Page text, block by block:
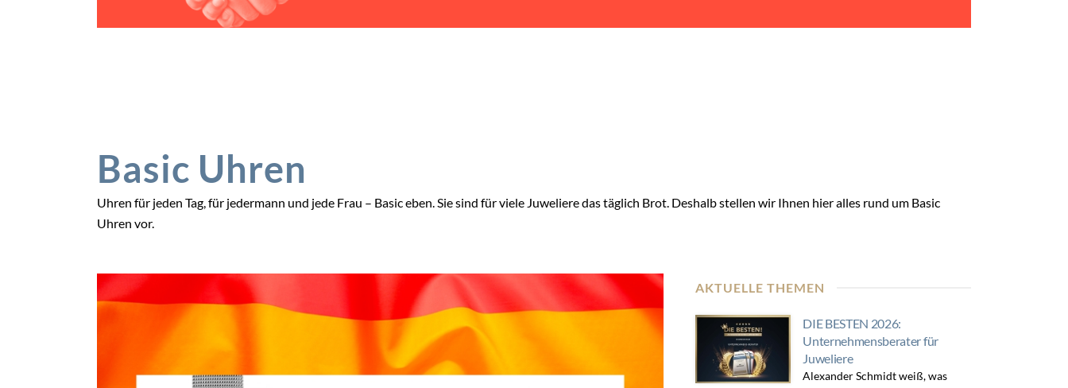
Basic Uhren
Uhren für jeden Tag, für jedermann und jede Frau – Basic eben. Sie sind für viele Juweliere das täglich Brot. Deshalb stellen wir Ihnen hier alles rund um Basic
Uhren vor.
AKTUELLE THEMEN
DIE BESTEN 2026:
Unternehmensberater für
Juweliere
Alexander Schmidt weiß, was